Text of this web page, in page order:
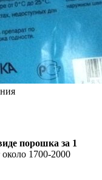
порошка за 1
1700-2000